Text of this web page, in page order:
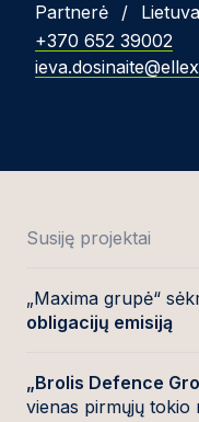
Partnerė
/
Lietuva
+370 652 39002
Susiję projektai
„Maxima grupė“
obligacijų emisiją
„Brolis Defence
vienas pirmųjų tokio